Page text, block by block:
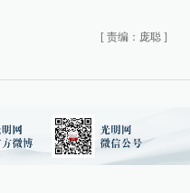
[ 责编：庞聪 ]